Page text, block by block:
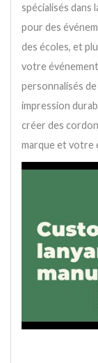
spécialisés dans
pour des
des écoles, et
votre
personnalisés
impression
créer des
marque et votre